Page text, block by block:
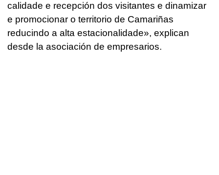
calidade e recepción dos visitantes e dinamizar
e promocionar o territorio de Camariñas
reducindo a alta estacionalidade», explican
desde la asociación de empresarios.